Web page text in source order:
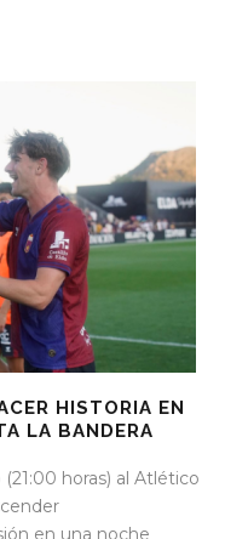
HISTORIA EN
LA BANDERA
horas) al Atlético
en una noche